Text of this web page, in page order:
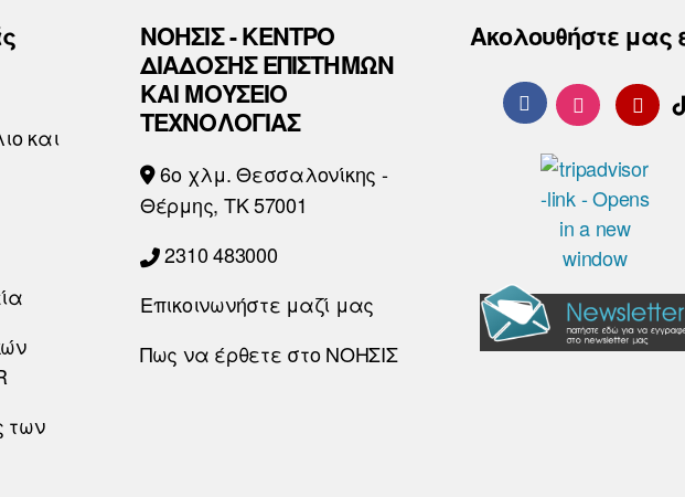
και
των
ΝΟΗΣΙΣ - ΚΕΝΤΡΟ
ΔΙΑΔΟΣΗΣ ΕΠΙΣΤΗΜΩΝ
ΚΑΙ ΜΟΥΣΕΙΟ
ΤΕΧΝΟΛΟΓΙΑΣ
6o χλμ. Θεσσαλονίκης -
Θέρμης, ΤΚ 57001
2310 483000
Επικοινωνήστε μαζί μας
Πως να έρθετε στο ΝΟΗΣΙΣ
Ακολουθήστε μας